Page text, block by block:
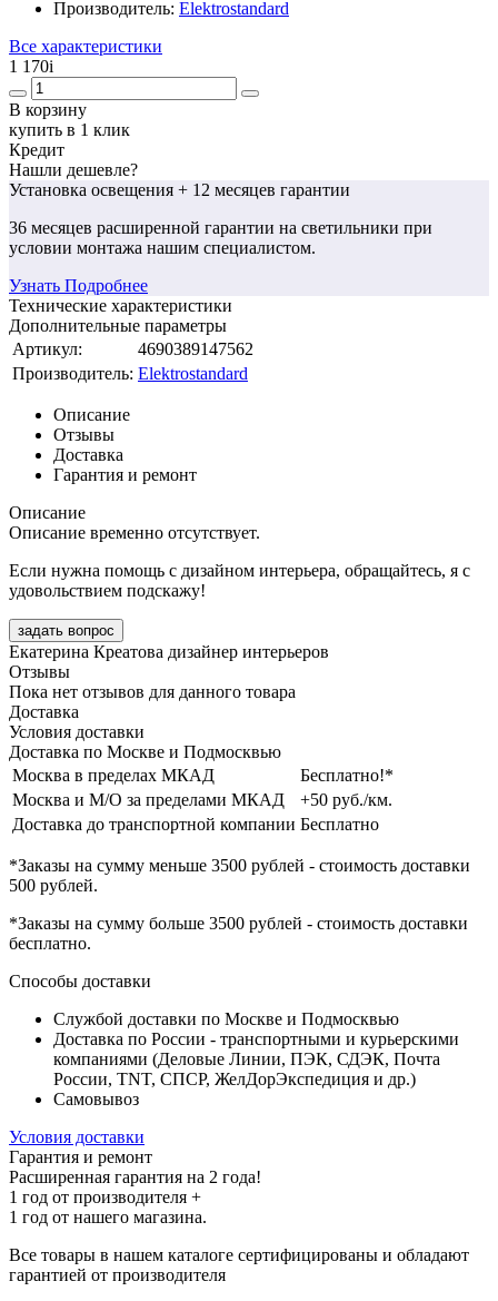
Производитель: Elektrostandard
Все характеристики
1 170i
В корзину
купить в 1 клик
Кредит
Нашли дешевле?
Установка освещения + 12 месяцев гарантии
36 месяцев расширенной гарантии на светильники при
условии монтажа нашим специалистом.
Узнать Подробнее
Технические характеристики
Дополнительные параметры
Артикул:
4690389147562
Производитель: Elektrostandard
Описание
Отзывы
Доставка
Гарантия и ремонт
Описание
Описание временно отсутствует.
Если нужна помощь с дизайном интерьера, обращайтесь, я с
удовольствием подскажу!
задать вопрос
Екатерина Креатова дизайнер интерьеров
Отзывы
Пока нет отзывов для данного товара
Доставка
Условия доставки
Доставка по Москве и Подмосквью
Москва в пределах МКАД
Бесплатно!*
Москва и М/О за пределами МКАД
+50 руб./км.
Доставка до транспортной компании Бесплатно
*Заказы на сумму меньше 3500 рублей - стоимость доставки
500 рублей.
*Заказы на сумму больше 3500 рублей - стоимость доставки
бесплатно.
Способы доставки
Службой доставки по Москве и Подмосквью
Доставка по России - транспортными и курьерскими
компаниями (Деловые Линии, ПЭК, СДЭК, Почта
России, TNT, СПСР, ЖелДорЭкспедиция и др.)
Самовывоз
Условия доставки
Гарантия и ремонт
Расширенная гарантия на 2 года!
1 год от производителя +
1 год от нашего магазина.
Все товары в нашем каталоге сертифицированы и обладают
гарантией от производителя